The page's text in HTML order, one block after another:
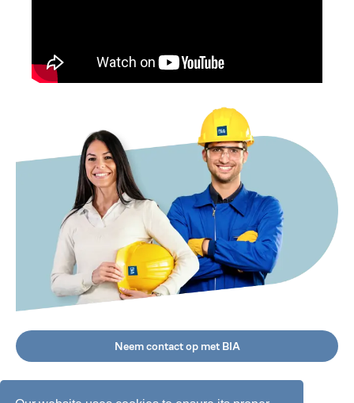
Neem contact op met BIA